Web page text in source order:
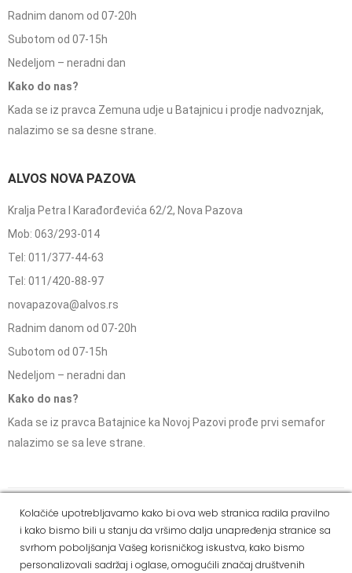
Radnim danom od 07-20h
Subotom od 07-15h
Nedeljom – neradni dan
Kako do nas?
Kada se iz pravca Zemuna udje u Batajnicu i prodje nadvoznjak,
nalazimo se sa desne strane.
ALVOS NOVA PAZOVA
Kralja Petra I Karađorđevića 62/2, Nova Pazova
Mob: 063/293-014
Tel: 011/377-44-63
Tel: 011/420-88-97
novapazova@alvos.rs
Radnim danom od 07-20h
Subotom od 07-15h
Nedeljom – neradni dan
Kako do nas?
Kada se iz pravca Batajnice ka Novoj Pazovi prođe prvi semafor
nalazimo se sa leve strane.
Dostava i
način
Politika
privatnosti
Kako
kupiti
Reklamacije i pravo
na odustajanje
Social Media
Kolačiće upotrebljavamo kako bi ova web stranica radila pravilno
i kako bismo bili u stanju da vršimo dalja unapređenja stranice sa
svrhom poboljšanja Vašeg korisničkog iskustva, kako bismo
personalizovali sadržaj i oglase, omogućili značaj društvenih